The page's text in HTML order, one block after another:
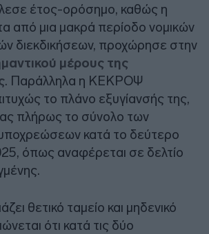
έτος-ορόσημο, καθώς η
από μια μακρά περίοδο νομικών
διεκδικήσεων, προχώρησε στην
μέρους της
. Παράλληλα η ΚΕΚΡΟΨ
το πλάνο εξυγίανσής της,
πλήρως το σύνολο των
κατά το δεύτερο
όπως αναφέρεται σε δελτίο
θετικό ταμείο και μηδενικό
ότι κατά τις δύο